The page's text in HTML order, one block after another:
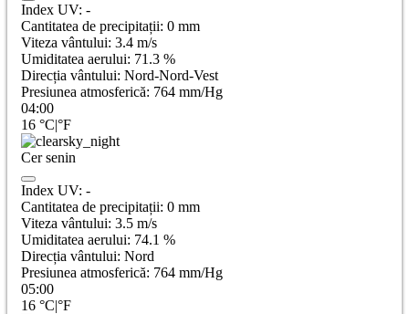
Index UV: -
Cantitatea de precipitații: 0 mm
Viteza vântului: 3.4 m/s
Umiditatea aerului: 71.3 %
Direcția vântului: Nord-Nord-Vest
Presiunea atmosferică: 764 mm/Hg
04:00
16 °C|°F
Cer senin
Index UV: -
Cantitatea de precipitații: 0 mm
Viteza vântului: 3.5 m/s
Umiditatea aerului: 74.1 %
Direcția vântului: Nord
Presiunea atmosferică: 764 mm/Hg
05:00
16 °C|°F